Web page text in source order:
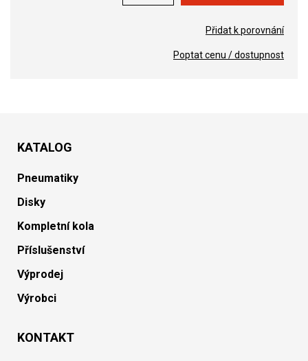
Přidat k porovnání
Poptat cenu / dostupnost
KATALOG
Pneumatiky
Disky
Kompletní kola
Příslušenství
Výprodej
Výrobci
KONTAKT